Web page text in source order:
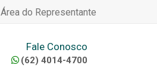
Área do Representante
Fale Conosco
(62) 4014-4700